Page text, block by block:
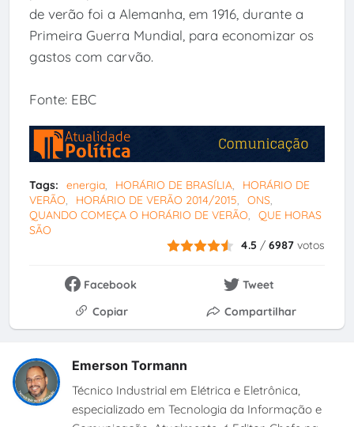
de verão foi a Alemanha, em 1916, durante a
Primeira Guerra Mundial, para economizar os
gastos com carvão.
Fonte: EBC
Tags: energia HORÁRIO DE BRASÍLIA
HORÁRIO DE
VERÃO
HORÁRIO DE VERÃO 2014/2015
ONS
QUANDO COMEÇA O HORÁRIO DE VERÃO
QUE HORAS
SÃO
4.5 /6987 votos
Facebook
Tweet
Copiar
Compartilhar
Emerson Tormann
Técnico Industrial em Elétrica e Eletrônica,
especializado em Tecnologia da Informação e